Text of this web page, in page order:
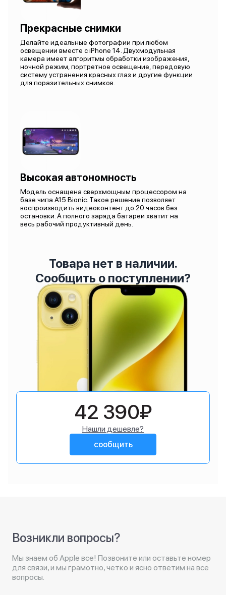
Прекрасные снимки
Делайте идеальные фотографии при любом
освещении вместе с iPhone 14. Двухмодульная
камера имеет алгоритмы обработки изображения,
ночной режим, портретное освещение, передовую
систему устранения красных глаз и другие функции
для поразительных снимков.
Высокая автономность
Модель оснащена сверхмощным процессором на
базе чипа A15 Bionic. Такое решение позволяет
воспроизводить видеоконтент до 20 часов без
остановки. А полного заряда батареи хватит на
весь рабочий продуктивный день.
Товара нет в наличии.
Сообщить о поступлении?
42 390₽
Нашли дешевле?
сообщить
Возникли вопросы?
Мы знаем об Apple все! Позвоните или оставьте номер
для связи, и мы грамотно, четко и ясно ответим на все
вопросы.